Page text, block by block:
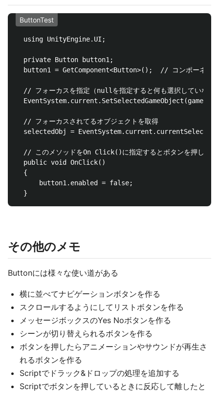
ButtonTest
  using UnityEngine.UI;
  private Button button1;
button1 = GetComponent<Button>();  // コンポーネン
// フォーカスを指定（nullを指定すると何も選択していない
  // フォーカスされてるオブジェクトを取得
selectedObj =
// このメソッドをOn Click()に指定するとボタンを押したと
  public void OnClick()
  {
      button1.enabled = false;
その他のメモ
Buttonには様々な使い道がある
横に並べてナビゲーションボタンを作る
スクロールするようにしてリストボタンを作る
メッセージボックスのYes Noボタンを作る
シーンが切り替えられるボタンを作る
ボタンを押したらアニメーションやサウンドが再生さ
れるボタンを作る
Scriptでドラック&ドロップの処理を追加する
Scriptでボタンを押しているときに反応して離したと